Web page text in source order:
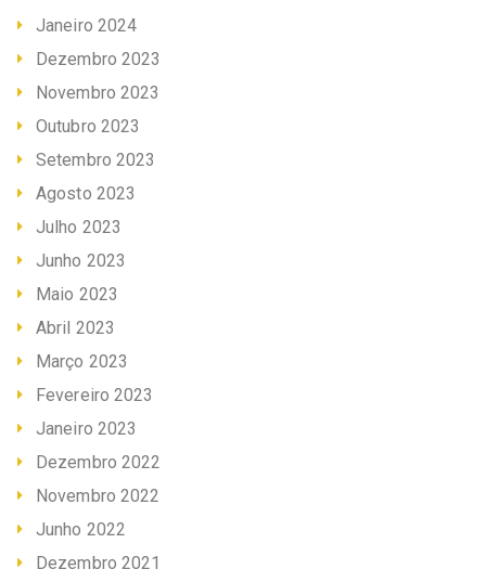
Janeiro 2024
Dezembro 2023
Novembro 2023
Outubro 2023
Setembro 2023
Agosto 2023
Julho 2023
Junho 2023
Maio 2023
Abril 2023
Março 2023
Fevereiro 2023
Janeiro 2023
Dezembro 2022
Novembro 2022
Junho 2022
Dezembro 2021